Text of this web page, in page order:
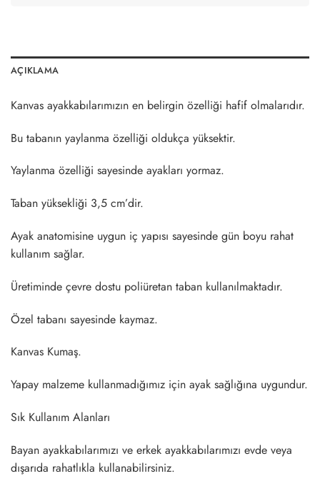
AÇIKLAMA
Kanvas ayakkabılarımızın en belirgin özelliği hafif olmalarıdır.
Bu tabanın yaylanma özelliği oldukça yüksektir.
Yaylanma özelliği sayesinde ayakları yormaz.
Taban yüksekliği 3,5 cm’dir.
Ayak anatomisine uygun iç yapısı sayesinde gün boyu rahat
kullanım sağlar.
Üretiminde çevre dostu poliüretan taban kullanılmaktadır.
Özel tabanı sayesinde kaymaz.
Kanvas Kumaş.
Yapay malzeme kullanmadığımız için ayak sağlığına uygundur.
Sık Kullanım Alanları
Bayan ayakkabılarımızı ve erkek ayakkabılarımızı evde veya
dışarıda rahatlıkla kullanabilirsiniz.